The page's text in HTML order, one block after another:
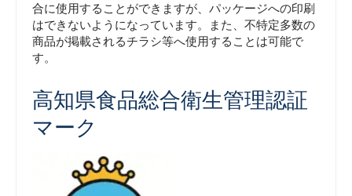
合に使用することができますが、パッケージへの印刷
はできないようになっています。また、不特定多数の
商品が掲載されるチラシ等へ使用することは可能で
す。
高知県食品総合衛生管理認証
マーク